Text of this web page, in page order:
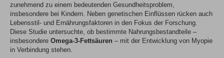
zunehmend zu einem bedeutenden Gesundheitsproblem,
insbesondere bei Kindern. Neben genetischen Einflüssen rücken auch
Lebensstil- und Ernährungsfaktoren in den Fokus der Forschung.
Diese Studie untersuchte, ob bestimmte Nahrungsbestandteile –
insbesondere Omega-3-Fettsäuren – mit der Entwicklung von Myopie
in Verbindung stehen.